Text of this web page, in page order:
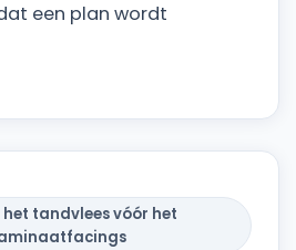
een plan wordt
tandvlees vóór het